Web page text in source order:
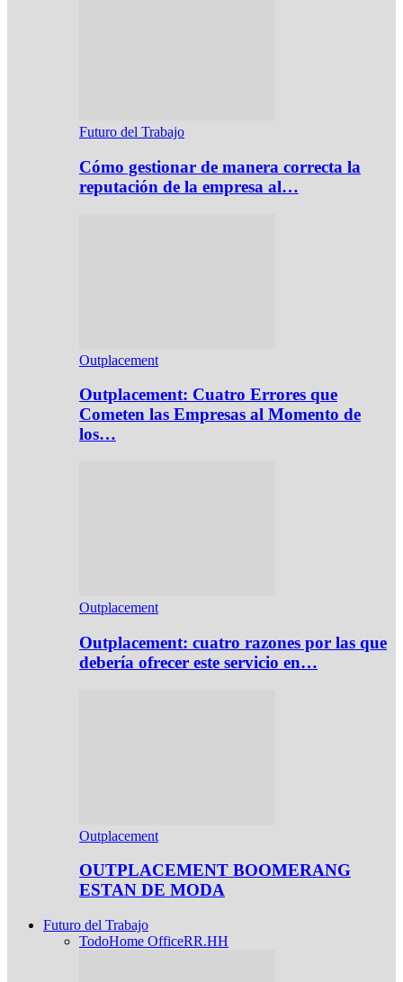
Futuro del Trabajo
Cómo gestionar de manera correcta la
reputación de la empresa al…
Outplacement
Outplacement: Cuatro Errores que
Cometen las Empresas al Momento de
los…
Outplacement
Outplacement: cuatro razones por las que
debería ofrecer este servicio en…
Outplacement
OUTPLACEMENT BOOMERANG
ESTAN DE MODA
Futuro del Trabajo
TodoHome OfficeRR.HH